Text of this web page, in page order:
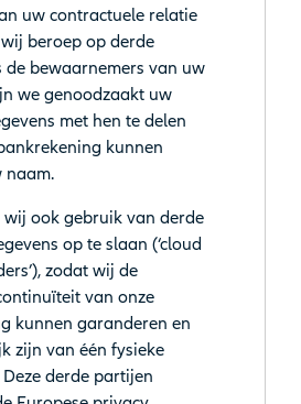
uw contractuele relatie
beroep op derde
de bewaarnemers van uw
we genoodzaakt uw
met hen te delen
kunnen
naam.
wij ook gebruik van derde
op te slaan (‘cloud
zodat wij de
van onze
kunnen garanderen en
zijn van één fysieke
derde partijen